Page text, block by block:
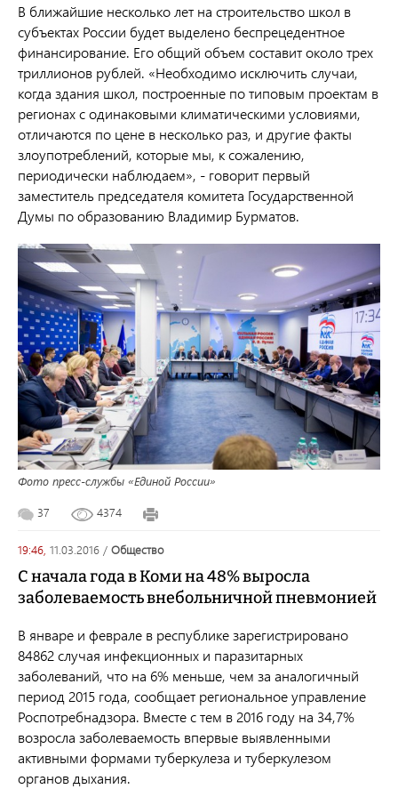
В ближайшие несколько лет на строительство школ в
субъектах России будет выделено беспрецедентное
финансирование. Его общий объем составит около трех
триллионов рублей. «Необходимо исключить случаи,
когда здания школ, построенные по типовым проектам в
регионах с одинаковыми климатическими условиями,
отличаются по цене в несколько раз, и другие факты
злоупотреблений, которые мы, к сожалению,
периодически наблюдаем», - говорит первый
заместитель председателя комитета Государственной
Думы по образованию Владимир Бурматов.
Фото пресс-службы «Единой России»
37 4374
19:46, 11.03.2016 / общество
С начала года в Коми на 48% выросла
заболеваемость внебольничной пневмонией
В январе и феврале в республике зарегистрировано
84862 случая инфекционных и паразитарных
заболеваний, что на 6% меньше, чем за аналогичный
период 2015 года, сообщает региональное управление
Роспотребнадзора. Вместе с тем в 2016 году на 34,7%
возросла заболеваемость впервые выявленными
активными формами туберкулеза и туберкулезом
органов дыхания.